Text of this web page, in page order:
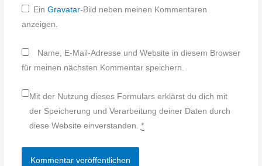
EinGravatar-Bild neben meinen Kommentaren
anzeigen.
Name, E-Mail-Adresse und Website in diesem Browser
für meinen nächsten Kommentar speichern.
Mit der Nutzung dieses Formulars erklärst du dich mit
der Speicherung und Verarbeitung deiner Daten durch
diese Website einverstanden. *